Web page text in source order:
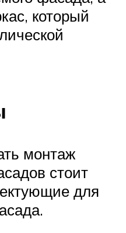
который
монтаж
стоит
для